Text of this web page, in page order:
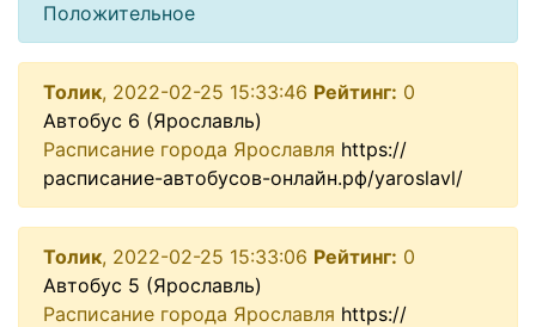
Положительное
Толик, 2022-02-25 15:33:46 Рейтинг: 0
Автобус 6 (Ярославль)
Расписание города Ярославля https://
расписание-автобусов-онлайн.рф/yaroslavl/
Толик, 2022-02-25 15:33:06 Рейтинг: 0
Автобус 5 (Ярославль)
Расписание города Ярославля https://